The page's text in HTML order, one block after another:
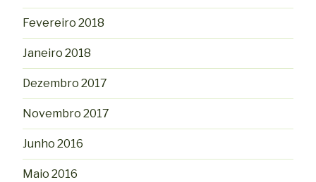
Fevereiro 2018
Janeiro 2018
Dezembro 2017
Novembro 2017
Junho 2016
Maio 2016